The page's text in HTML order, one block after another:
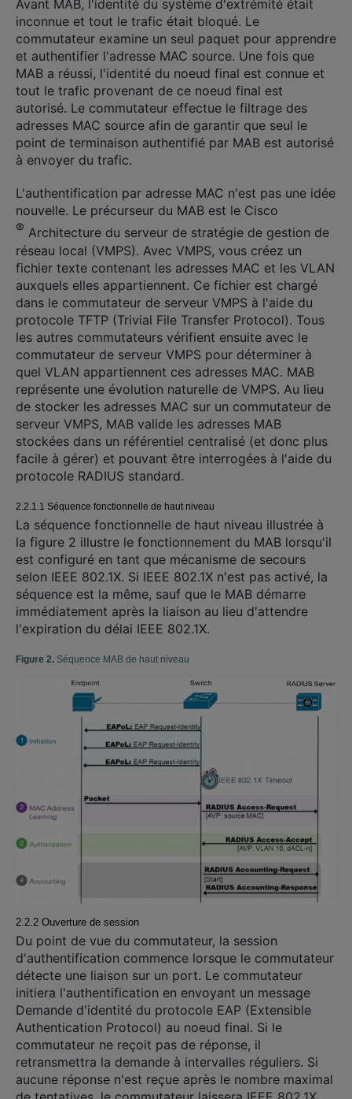
Avant MAB, l'identité du système d'extrémité était
inconnue et tout le trafic était bloqué. Le
commutateur examine un seul paquet pour apprendre
et authentifier l'adresse MAC source. Une fois que
MAB a réussi, l'identité du noeud final est connue et
tout le trafic provenant de ce noeud final est
autorisé. Le commutateur effectue le filtrage des
adresses MAC source afin de garantir que seul le
point de terminaison authentifié par MAB est autorisé
à envoyer du trafic.
L'authentification par adresse MAC n'est pas une idée
nouvelle. Le précurseur du MAB est le Cisco
® Architecture du serveur de stratégie de gestion de
réseau local (VMPS). Avec VMPS, vous créez un
fichier texte contenant les adresses MAC et les VLAN
auxquels elles appartiennent. Ce fichier est chargé
dans le commutateur de serveur VMPS à l'aide du
protocole TFTP (Trivial File Transfer Protocol). Tous
les autres commutateurs vérifient ensuite avec le
commutateur de serveur VMPS pour déterminer à
quel VLAN appartiennent ces adresses MAC. MAB
représente une évolution naturelle de VMPS. Au lieu
de stocker les adresses MAC sur un commutateur de
serveur VMPS, MAB valide les adresses MAB
stockées dans un référentiel centralisé (et donc plus
facile à gérer) et pouvant être interrogées à l'aide du
protocole RADIUS standard.
2.2.1.1 Séquence fonctionnelle de haut niveau
La séquence fonctionnelle de haut niveau illustrée à
la figure 2 illustre le fonctionnement du MAB lorsqu'il
est configuré en tant que mécanisme de secours
selon IEEE 802.1X. Si IEEE 802.1X n'est pas activé, la
séquence est la même, sauf que le MAB démarre
immédiatement après la liaison au lieu d'attendre
l'expiration du délai IEEE 802.1X.
Figure 2. Séquence MAB de haut niveau
2.2.2 Ouverture de session
Du point de vue du commutateur, la session
d'authentification commence lorsque le commutateur
détecte une liaison sur un port. Le commutateur
initiera l'authentification en envoyant un message
Demande d'identité du protocole EAP (Extensible
Authentication Protocol) au noeud final. Si le
commutateur ne reçoit pas de réponse, il
retransmettra la demande à intervalles réguliers. Si
aucune réponse n'est reçue après le nombre maximal